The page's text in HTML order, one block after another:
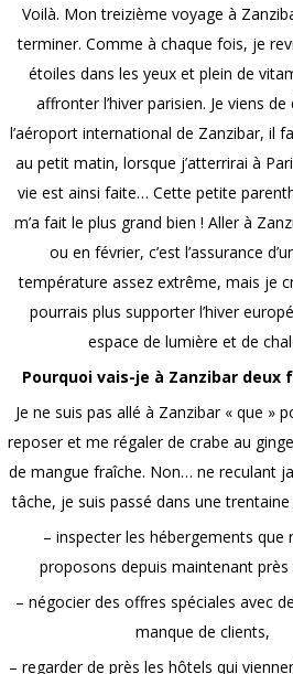
Voilà. Mon treizième voyage à
terminer. Comme à chaque fois, je
étoiles dans les yeux et plein de
affronter l’hiver parisien. Je viens
l’aéroport international de Zanzibar, il
au petit matin, lorsque j’atterrirai à
vie est ainsi faite… Cette petite
m’a fait le plus grand bien ! Aller à
ou en février, c’est l’assurance
température assez extrême, mais je
pourrais plus supporter l’hiver
espace de lumière et de
Pourquoi vais-je à Zanzibar deux
Je ne suis pas allé à Zanzibar « que »
reposer et me régaler de crabe au
de mangue fraîche. Non… ne reculant
tâche, je suis passé dans une trentaine
– inspecter les hébergements que
proposons depuis maintenant près
– négocier des offres spéciales avec
manque de clients,
– regarder de près les hôtels qui